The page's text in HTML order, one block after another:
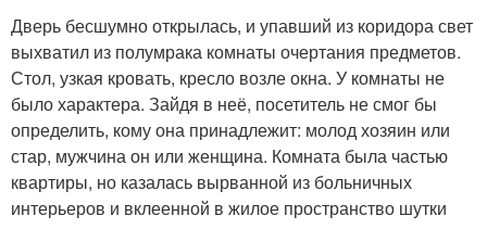
Дверь бесшумно открылась, и упавший из коридора свет
выхватил из полумрака комнаты очертания предметов.
Стол, узкая кровать, кресло возле окна. У комнаты не
было характера. Зайдя в неё, посетитель не смог бы
определить, кому она принадлежит: молод хозяин или
стар, мужчина он или женщина. Комната была частью
квартиры, но казалась вырванной из больничных
интерьеров и вклеенной в жилое пространство шутки